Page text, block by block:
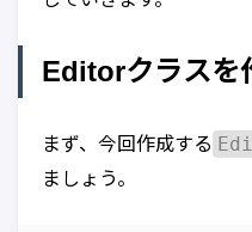
Editorクラスを
まず、今回作成する
ましょう。